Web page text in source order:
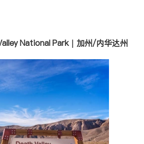
National Park｜加州/内华达州